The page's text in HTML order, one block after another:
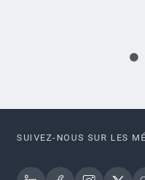
SUIVEZ-NOUS SUR LES